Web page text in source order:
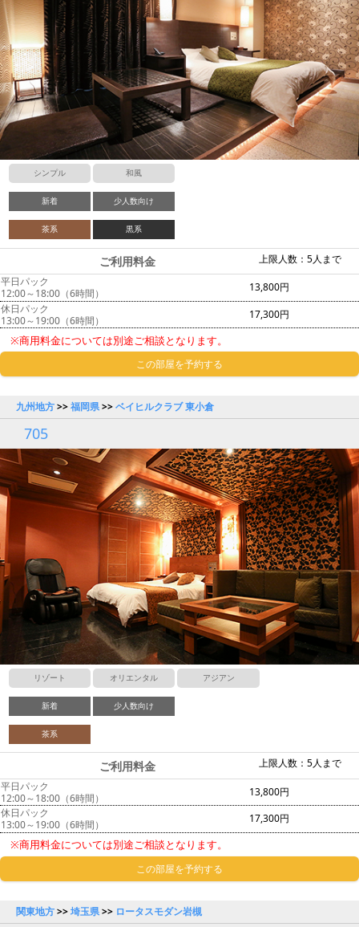
シンプル 和風
新着 少人数向け
茶系 黒系
上限人数：5人まで
ご利用料金
平日パック
12:00～18:00（6時間）
13,800円
休日パック
13:00～19:00（6時間）
17,300円
※商用料金については別途ご相談となります。
この部屋を予約する
九州地方>>福岡県>>ベイヒルクラブ 東小倉
705
リゾート オリエンタル アジアン
新着 少人数向け
茶系
上限人数：5人まで
ご利用料金
平日パック
12:00～18:00（6時間）
13,800円
休日パック
13:00～19:00（6時間）
17,300円
※商用料金については別途ご相談となります。
この部屋を予約する
関東地方>>埼玉県>> ロータスモダン岩槻